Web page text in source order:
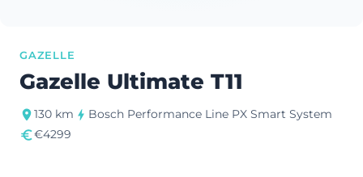
GAZELLE
Gazelle Ultimate T11
130 km
Bosch Performance Line PX Smart System
€4299